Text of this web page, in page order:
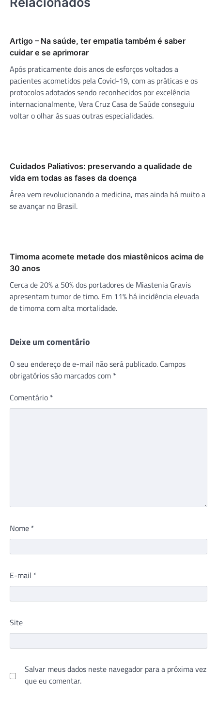
Artigo – Na saúde, ter empatia também é saber
cuidar e se aprimorar
Após praticamente dois anos de esforços voltados a
pacientes acometidos pela Covid-19, com as práticas e os
protocolos adotados sendo reconhecidos por excelência
internacionalmente, Vera Cruz Casa de Saúde conseguiu
voltar o olhar às suas outras especialidades.
Cuidados Paliativos: preservando a qualidade de
vida em todas as fases da doença
Área vem revolucionando a medicina, mas ainda há muito a
se avançar no Brasil.
Timoma acomete metade dos miastênicos acima de
30 anos
Cerca de 20% a 50% dos portadores de Miastenia Gravis
apresentam tumor de timo. Em 11% há incidência elevada
de timoma com alta mortalidade.
Deixe um comentário
O seu endereço de e-mail não será publicado. Campos
obrigatórios são marcados com *
Comentário *
Nome *
E-mail *
Site
Salvar meus dados neste navegador para a próxima vez
que eu comentar.